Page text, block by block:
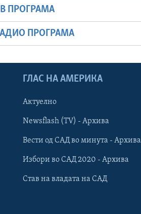
ПРОГРАМА
ПРОГРАМА
ГЛАС НА АМЕРИКА
Актуелно
Newsflash (TV) - Архива
Вести од САД во минута - Архива
Избори во САД 2020 - Архива
Став на владата на САД